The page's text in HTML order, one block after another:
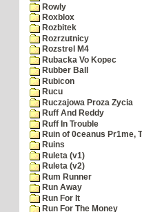
Rowly
Roxblox
Rozbitek
Rozrzutnicy
Rozstrel M4
Rubacka Vo Kopec
Rubber Ball
Rubicon
Rucu
Ruczajowa Proza Zycia
Ruff And Reddy
Ruff In Trouble
Ruin of 0ceanus Pr1me,
Ruins
Ruleta (v1)
Ruleta (v2)
Rum Runner
Run Away
Run For It
Run For The Money